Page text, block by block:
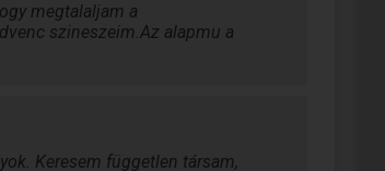
megtalaljam a
szineszeim.Az alapmu a
Keresem független társam,